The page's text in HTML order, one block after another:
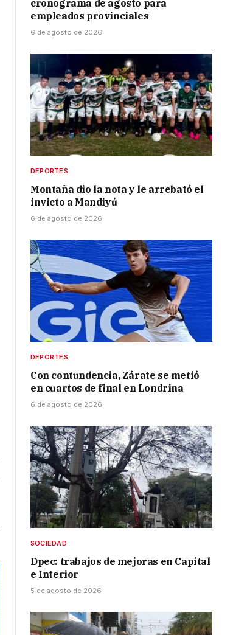
cronograma de agosto para
empleados provinciales
6 de agosto de 2026
DEPORTES
Montaña dio la nota y le arrebató el
invicto a Mandiyú
6 de agosto de 2026
DEPORTES
Con contundencia, Zárate se metió
en cuartos de final en Londrina
6 de agosto de 2026
SOCIEDAD
Dpec: trabajos de mejoras en Capital
e Interior
5 de agosto de 2026